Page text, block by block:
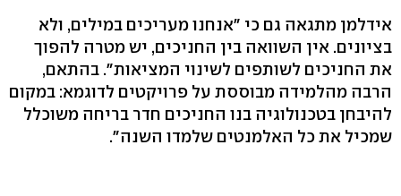
אידלמן מתגאה גם כי "אנחנו מעריכים במילים, ולא
בציונים. אין השוואה בין החניכים, יש מטרה להפוך
את החניכים לשותפים לשינוי המציאות". בהתאם,
הרבה מהלמידה מבוססת על פרויקטים לדוגמא: במקום
להיבחן בטכנולוגיה בנו החניכים חדר בריחה משוכלל
שמכיל את כל האלמנטים שלמדו השנה".